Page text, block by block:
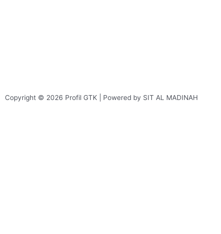
Copyright © 2026 Profil GTK | Powered by SIT AL MADINAH